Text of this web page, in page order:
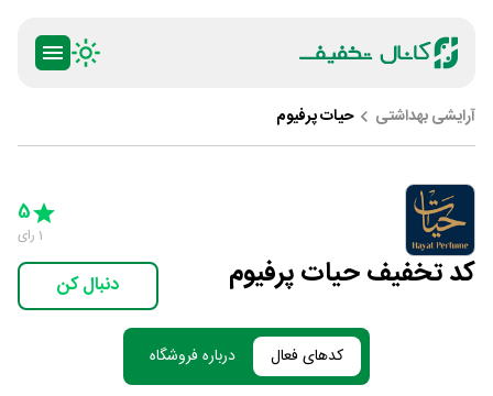
آرایشی بهداشتی حیات پرفیوم
کد تخفیف حیات پرفیوم
5 Stars
5
1 رای
دنبال کن
کدهای فعال درباره فروشگاه